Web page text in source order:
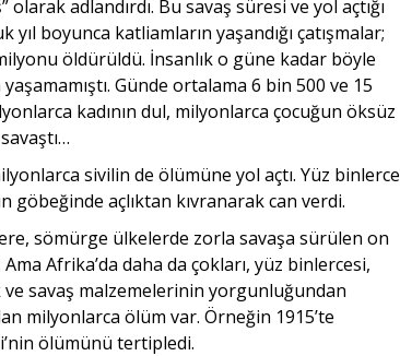
olarak adlandırdı. Bu savaş süresi ve yol açtığı
boyunca katliamların yaşandığı çatışmalar;
öldürüldü. İnsanlık o güne kadar böyle
Günde ortalama 6 bin 500 ve 15
kadının dul, milyonlarca çocuğun öksüz
sivilin de ölümüne yol açtı. Yüz binlerce
göbeğinde açlıktan kıvranarak can verdi.
sömürge ülkelerde zorla savaşa sürülen on
Afrika’da daha da çokları, yüz binlercesi,
ve savaş malzemelerinin yorgunluğundan
milyonlarca ölüm var. Örneğin 1915’te
ölümünü tertipledi.